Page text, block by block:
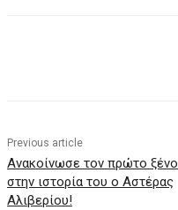
Previous article
Ανακοίνωσε τον πρώτο ξένο
στην ιστορία του ο Αστέρας
Αλιβερίου!